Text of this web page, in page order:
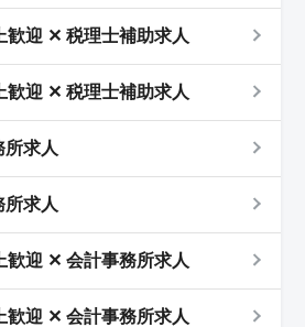
迎 ✕ 税理士補助求人
迎 ✕ 税理士補助求人
求人
求人
迎 ✕ 会計事務所求人
迎 ✕ 会計事務所求人